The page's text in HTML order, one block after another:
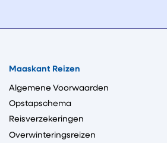
Maaskant Reizen
Algemene Voorwaarden
Opstapschema
Reisverzekeringen
Overwinteringsreizen